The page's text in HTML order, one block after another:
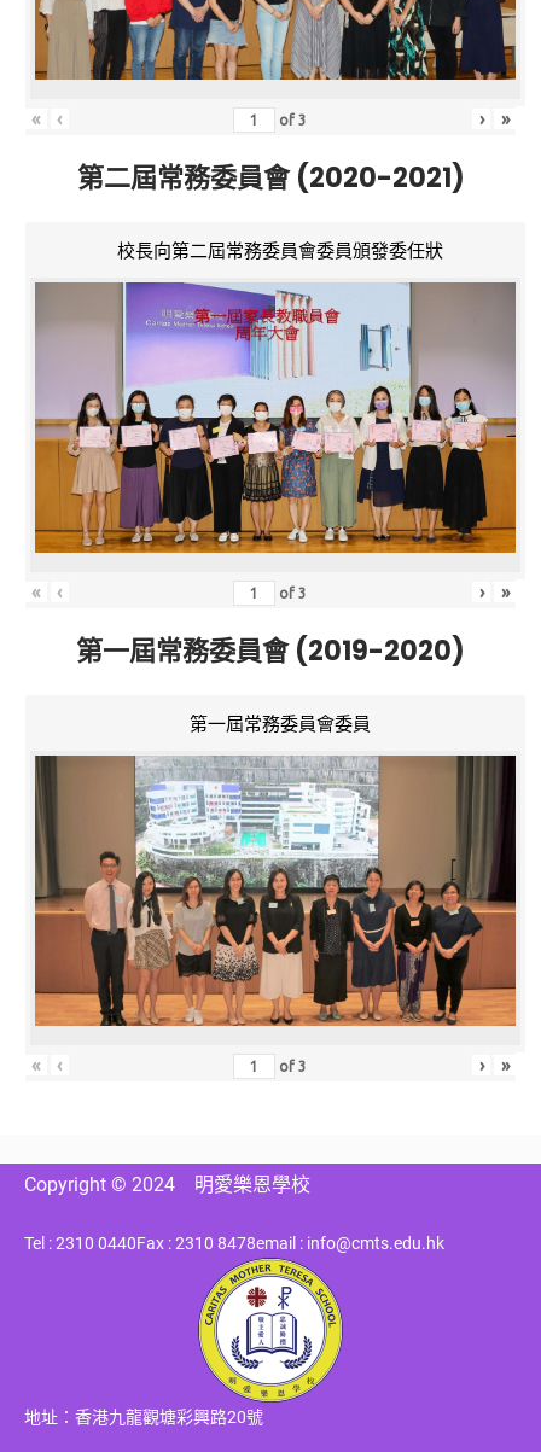
« ‹ of3 › »
第二屆常務委員會 (2020-2021)
校長向第二屆常務委員會委員頒發委任狀
« ‹ of3 › »
第一屆常務委員會 (2019-2020)
第一屆常務委員會委員
« ‹ of3 › »
Copyright © 2024 明愛樂恩學校
Tel : 2310 0440Fax : 2310 8478email : info@cmts.edu.hk
地址：香港九龍觀塘彩興路20號